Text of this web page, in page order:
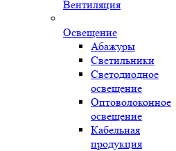
Вентиляция
Освещение
Абажуры
Светильники
Светодиодное
освещение
Оптоволоконное
освещение
Кабельная
продукция